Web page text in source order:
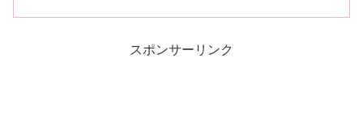
スポンサーリンク